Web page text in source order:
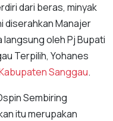
dari beras, minyak
diserahkan Manajer
langsung oleh Pj Bupati
Terpilih, Yohanes
Sanggau.
Sembiring
itu merupakan